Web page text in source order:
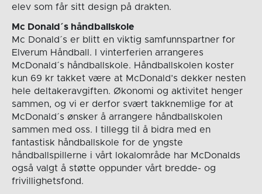
elev som får sitt design på drakten.
Mc Donald´s håndballskole
Mc Donald´s er blitt en viktig samfunnspartner for
Elverum Håndball. I vinterferien arrangeres
McDonald´s håndballskole. Håndballskolen koster
kun 69 kr takket være at McDonald’s dekker nesten
hele deltakeravgiften. Økonomi og aktivitet henger
sammen, og vi er derfor svært takknemlige for at
McDonald´s ønsker å arrangere håndballskolen
sammen med oss. I tillegg til å bidra med en
fantastisk håndballskole for de yngste
håndballspillerne i vårt lokalområde har McDonalds
også valgt å støtte oppunder vårt bredde- og
frivillighetsfond.